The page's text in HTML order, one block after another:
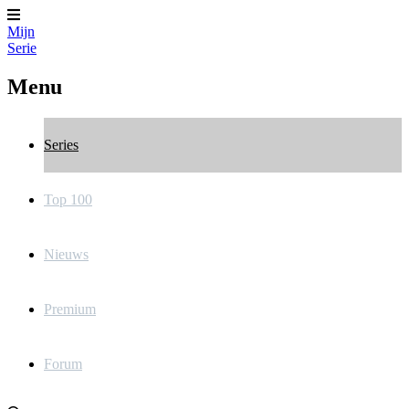
Mijn
Serie
Menu
Series
Top 100
Nieuws
Premium
Forum